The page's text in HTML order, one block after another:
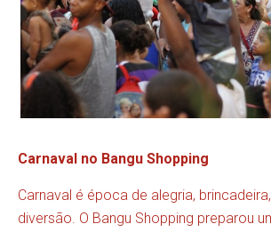
Carnaval no Bangu Shopping
Carnaval é época de alegria,
diversão. O Bangu Shopping preparou